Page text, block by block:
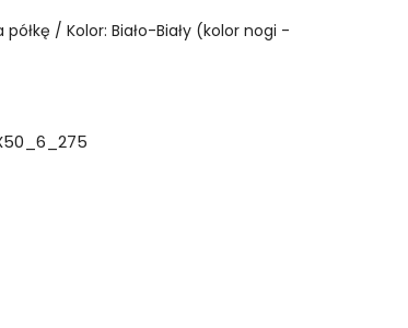
/ Kolor: Biało-Biały (kolor nogi -